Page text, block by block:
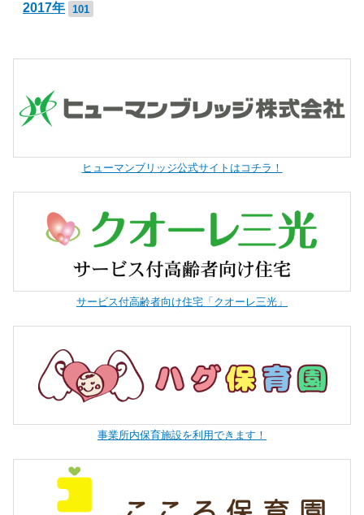
2017年 101
ヒューマンブリッジ公式サイトはコチラ！
サービス付高齢者向け住宅「クオーレ三光」
事業所内保育施設を利用できます！